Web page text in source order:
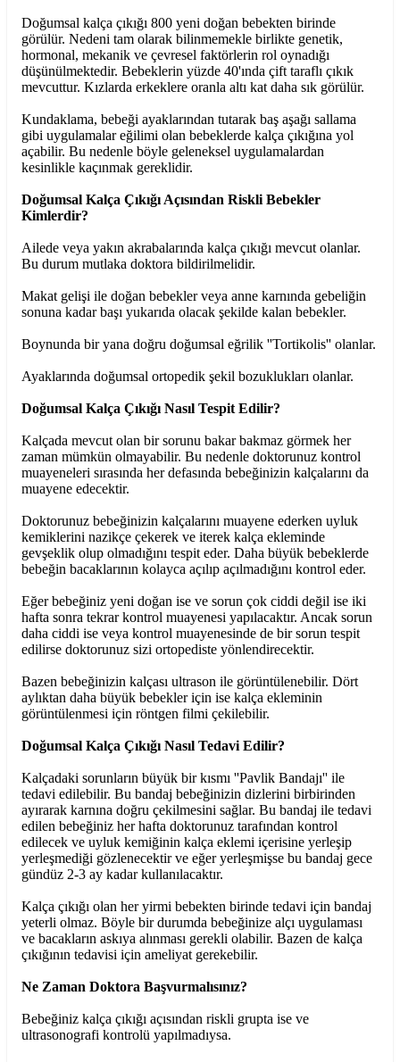
Doğumsal kalça çıkığı 800 yeni doğan bebekten birinde
görülür. Nedeni tam olarak bilinmemekle birlikte genetik,
hormonal, mekanik ve çevresel faktörlerin rol oynadığı
düşünülmektedir. Bebeklerin yüzde 40'ında çift taraflı çıkık
mevcuttur. Kızlarda erkeklere oranla altı kat daha sık görülür.
Kundaklama, bebeği ayaklarından tutarak baş aşağı sallama
gibi uygulamalar eğilimi olan bebeklerde kalça çıkığına yol
açabilir. Bu nedenle böyle geleneksel uygulamalardan
kesinlikle kaçınmak gereklidir.
Doğumsal Kalça Çıkığı Açısından Riskli Bebekler
Kimlerdir?
Ailede veya yakın akrabalarında kalça çıkığı mevcut olanlar.
Bu durum mutlaka doktora bildirilmelidir.
Makat gelişi ile doğan bebekler veya anne karnında gebeliğin
sonuna kadar başı yukarıda olacak şekilde kalan bebekler.
Boynunda bir yana doğru doğumsal eğrilik ''Tortikolis'' olanlar.
Ayaklarında doğumsal ortopedik şekil bozuklukları olanlar.
Doğumsal Kalça Çıkığı Nasıl Tespit Edilir?
Kalçada mevcut olan bir sorunu bakar bakmaz görmek her
zaman mümkün olmayabilir. Bu nedenle doktorunuz kontrol
muayeneleri sırasında her defasında bebeğinizin kalçalarını da
muayene edecektir.
Doktorunuz bebeğinizin kalçalarını muayene ederken uyluk
kemiklerini nazikçe çekerek ve iterek kalça ekleminde
gevşeklik olup olmadığını tespit eder. Daha büyük bebeklerde
bebeğin bacaklarının kolayca açılıp açılmadığını kontrol eder.
Eğer bebeğiniz yeni doğan ise ve sorun çok ciddi değil ise iki
hafta sonra tekrar kontrol muayenesi yapılacaktır. Ancak sorun
daha ciddi ise veya kontrol muayenesinde de bir sorun tespit
edilirse doktorunuz sizi ortopediste yönlendirecektir.
Bazen bebeğinizin kalçası ultrason ile görüntülenebilir. Dört
aylıktan daha büyük bebekler için ise kalça ekleminin
görüntülenmesi için röntgen filmi çekilebilir.
Doğumsal Kalça Çıkığı Nasıl Tedavi Edilir?
Kalçadaki sorunların büyük bir kısmı ''Pavlik Bandajı'' ile
tedavi edilebilir. Bu bandaj bebeğinizin dizlerini birbirinden
ayırarak karnına doğru çekilmesini sağlar. Bu bandaj ile tedavi
edilen bebeğiniz her hafta doktorunuz tarafından kontrol
edilecek ve uyluk kemiğinin kalça eklemi içerisine yerleşip
yerleşmediği gözlenecektir ve eğer yerleşmişse bu bandaj gece
gündüz 2-3 ay kadar kullanılacaktır.
Kalça çıkığı olan her yirmi bebekten birinde tedavi için bandaj
yeterli olmaz. Böyle bir durumda bebeğinize alçı uygulaması
ve bacakların askıya alınması gerekli olabilir. Bazen de kalça
çıkığının tedavisi için ameliyat gerekebilir.
Ne Zaman Doktora Başvurmalısınız?
Bebeğiniz kalça çıkığı açısından riskli grupta ise ve
ultrasonografi kontrolü yapılmadıysa.